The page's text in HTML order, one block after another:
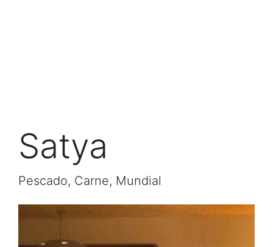
Satya
Pescado, Carne, Mundial